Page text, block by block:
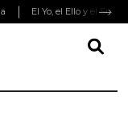
El Yo, el Ello y el